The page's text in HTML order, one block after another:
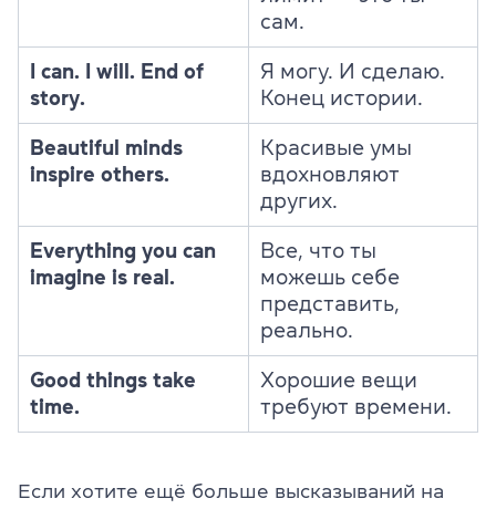
сам.
I can. I will. End of
story.
Я могу. И сделаю.
Конец истории.
Beautiful minds
inspire others.
Красивые умы
вдохновляют
других.
Everything you can
imagine is real.
Все, что ты
можешь себе
представить,
реально.
Good things take
time.
Хорошие вещи
требуют времени.
Если хотите ещё больше высказываний на